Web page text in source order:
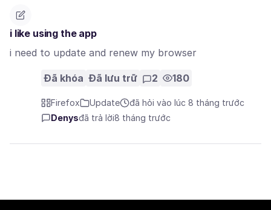
i like using the app
i need to update and renew my browser
Đã khóa Đã lưu trữ 2 180
Firefox Update
đã hỏi vào lúc 8 tháng trước
Denysđã trả lời8 tháng trước